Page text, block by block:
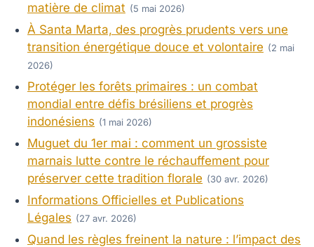
matière de climat (5 mai 2026)
À Santa Marta, des progrès prudents vers une
transition énergétique douce et volontaire (2 mai
2026)
Protéger les forêts primaires : un combat
mondial entre défis brésiliens et progrès
indonésiens (1 mai 2026)
Muguet du 1er mai : comment un grossiste
marnais lutte contre le réchauffement pour
préserver cette tradition florale (30 avr. 2026)
Informations Officielles et Publications
Légales (27 avr. 2026)
Quand les règles freinent la nature : l’impact des